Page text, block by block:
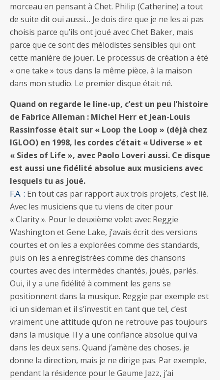
morceau en pensant à Chet. Philip (Catherine) a tout
de suite dit oui aussi… Je dois dire que je ne les ai pas
choisis parce qu’ils ont joué avec Chet Baker, mais
parce que ce sont des mélodistes sensibles qui ont
cette manière de jouer. Le processus de création a été
« one take » tous dans la même pièce, à la maison
dans mon studio. Le premier disque était né.
Quand on regarde le line-up, c’est un peu l’histoire
de Fabrice Alleman : Michel Herr et Jean-Louis
Rassinfosse était sur « Loop the Loop » (déjà chez
IGLOO) en 1998, les cordes c’était « Udiverse » et
« Sides of Life », avec Paolo Loveri aussi. Ce disque
est aussi une fidélité absolue aux musiciens avec
lesquels tu as joué.
F.A. : En tout cas par rapport aux trois projets, c’est lié.
Avec les musiciens que tu viens de citer pour
« Clarity ». Pour le deuxième volet avec Reggie
Washington et Gene Lake, j’avais écrit des versions
courtes et on les a explorées comme des standards,
puis on les a enregistrées comme des chansons
courtes avec des intermèdes chantés, joués, parlés.
Oui, il y a une fidélité à comment les gens se
positionnent dans la musique. Reggie par exemple est
ici un sideman et il s’investit en tant que tel, c’est
vraiment une attitude qu’on ne retrouve pas toujours
dans la musique. Il y a une confiance absolue qui va
dans les deux sens. Quand j’amène des choses, je
donne la direction, mais je ne dirige pas. Par exemple,
pendant la résidence pour le Gaume Jazz, j’ai